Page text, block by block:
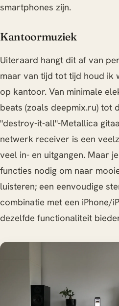
smartphones zijn.
Kantoormuziek
Uiteraard hangt dit af van
maar van tijd tot tijd houd ik
op kantoor. Van minimale
beats (zoals deepmix.ru) tot
"destroy-it-all"-Metallica
netwerk receiver is een
veel in- en uitgangen. Maar
functies nodig om naar
luisteren; een eenvoudige
combinatie met een iPhone/
dezelfde functionaliteit